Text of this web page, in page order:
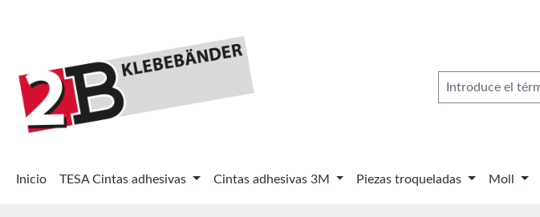
Inicio TESA Cintas adhesivas Cintas adhesivas 3M Piezas troqueladas Moll